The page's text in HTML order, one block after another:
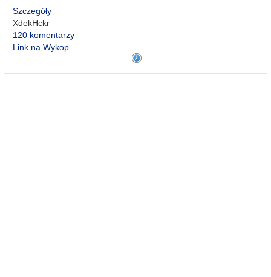
Szczegóły
XdekHckr
120 komentarzy
Link na Wykop